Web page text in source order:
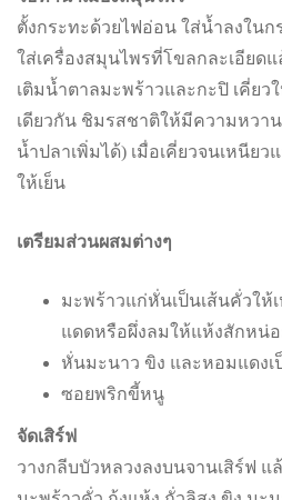
ตั้งกระทะด้วยไฟอ่อน ใส่น้ำลงในก
ใส่เครื่องสมุนไพรที่โขลกละเอียด
เติมน้ำตาลมะพร้าวและกะปิ เคี่ยว
เดียวกัน ชิมรสชาติให้มีความหวาน
น้ำปลาเพิ่มได้) เมื่อเคี่ยวจนเหนีย
ให้เย็น
เตรียมส่วนผสมต่างๆ
มะพร้าวแก่หั่นเป็นเส้นคั่วให้
แดดหรือผึ่งลมให้แห้งสักหน่
หั่นมะนาว ขิง และหอมแดงเ
ซอยพริกขี้หนู
จัดเสิร์ฟ
วางกลีบบัวหลวงลงบนจานเสิร์ฟ แ